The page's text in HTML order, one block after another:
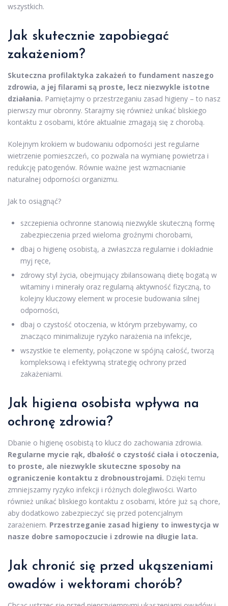
wszystkich.
Jak skutecznie zapobiegać
zakażeniom?
Skuteczna profilaktyka zakażeń to fundament naszego
zdrowia, a jej filarami są proste, lecz niezwykle istotne
działania. Pamiętajmy o przestrzeganiu zasad higieny – to nasz
pierwszy mur obronny. Starajmy się również unikać bliskiego
kontaktu z osobami, które aktualnie zmagają się z chorobą.
Kolejnym krokiem w budowaniu odporności jest regularne
wietrzenie pomieszczeń, co pozwala na wymianę powietrza i
redukcję patogenów. Równie ważne jest wzmacnianie
naturalnej odporności organizmu.
Jak to osiągnąć?
szczepienia ochronne stanowią niezwykle skuteczną formę
zabezpieczenia przed wieloma groźnymi chorobami,
dbaj o higienę osobistą, a zwłaszcza regularnie i dokładnie
myj ręce,
zdrowy styl życia, obejmujący zbilansowaną dietę bogatą w
witaminy i minerały oraz regularną aktywność fizyczną, to
kolejny kluczowy element w procesie budowania silnej
odporności,
dbaj o czystość otoczenia, w którym przebywamy, co
znacząco minimalizuje ryzyko narażenia na infekcje,
wszystkie te elementy, połączone w spójną całość, tworzą
kompleksową i efektywną strategię ochrony przed
zakażeniami.
Jak higiena osobista wpływa na
ochronę zdrowia?
Dbanie o higienę osobistą to klucz do zachowania zdrowia.
Regularne mycie rąk, dbałość o czystość ciała i otoczenia,
to proste, ale niezwykle skuteczne sposoby na
ograniczenie kontaktu z drobnoustrojami. Dzięki temu
zmniejszamy ryzyko infekcji i różnych dolegliwości. Warto
również unikać bliskiego kontaktu z osobami, które już są chore,
aby dodatkowo zabezpieczyć się przed potencjalnym
zarażeniem. Przestrzeganie zasad higieny to inwestycja w
nasze dobre samopoczucie i zdrowie na długie lata.
Jak chronić się przed ukąszeniami
owadów i wektorami chorób?